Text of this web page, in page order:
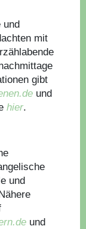
und
mit
gibt
und
hier.
und
und